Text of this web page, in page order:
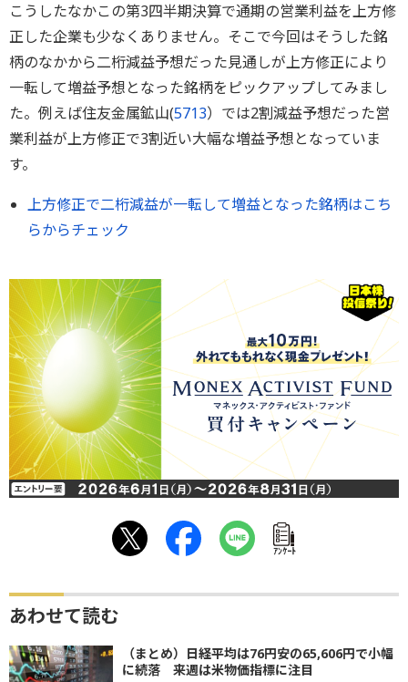
こうしたなかこの第3四半期決算で通期の営業利益を上方修
正した企業も少なくありません。そこで今回はそうした銘
柄のなかから二桁減益予想だった見通しが上方修正により
一転して増益予想となった銘柄をピックアップしてみまし
た。例えば住友金属鉱山(5713）では2割減益予想だった営
業利益が上方修正で3割近い大幅な増益予想となっていま
す。
上方修正で二桁減益が一転して増益となった銘柄はこち
らからチェック
ｱﾝｹｰﾄ
あわせて読む
（まとめ）日経平均は76円安の65,606円で小幅
に続落 来週は米物価指標に注目